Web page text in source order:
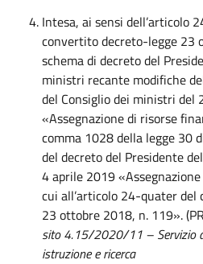
Intesa, ai sensi dell’articolo
convertito decreto-legge 23
schema di decreto del
ministri recante modifiche
del Consiglio dei ministri del
«Assegnazione di risorse
comma 1028 della legge 30
del decreto del Presidente
4 aprile 2019
cui all’articolo 24-quater
23 ottobre 2018, n. 119».
sito 4.15/2020/11 – Servizio
istruzione e ricerca